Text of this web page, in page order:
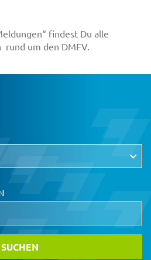
findest Du alle
um den DMFV.